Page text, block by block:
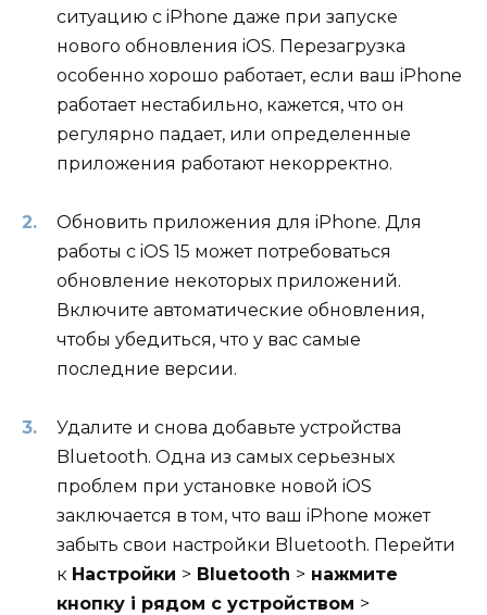
ситуацию с iPhone даже при запуске
нового обновления iOS. Перезагрузка
особенно хорошо работает, если ваш iPhone
работает нестабильно, кажется, что он
регулярно падает, или определенные
приложения работают некорректно.
Обновить приложения для iPhone. Для
работы с iOS 15 может потребоваться
обновление некоторых приложений.
Включите автоматические обновления,
чтобы убедиться, что у вас самые
последние версии.
Удалите и снова добавьте устройства
Bluetooth. Одна из самых серьезных
проблем при установке новой iOS
заключается в том, что ваш iPhone может
забыть свои настройки Bluetooth. Перейти
к Настройки > Bluetooth > нажмите
кнопку i рядом с устройством >